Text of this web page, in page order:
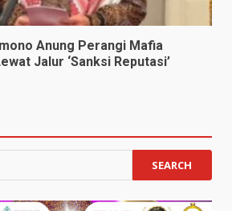
Anung Perangi Mafia
Jalur ‘Sanksi Reputasi’